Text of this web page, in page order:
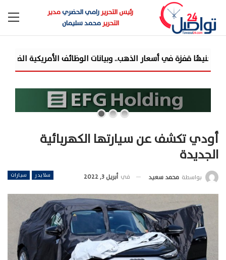
رئيس التحريررامي الحضريمدير
التحريرمحمد سليمان
أودي تكشف عن سيارتها الكهربائية
الجديدة
سلايدر سيارات بواسطة محمد سعيد في أبريل 3, 2022